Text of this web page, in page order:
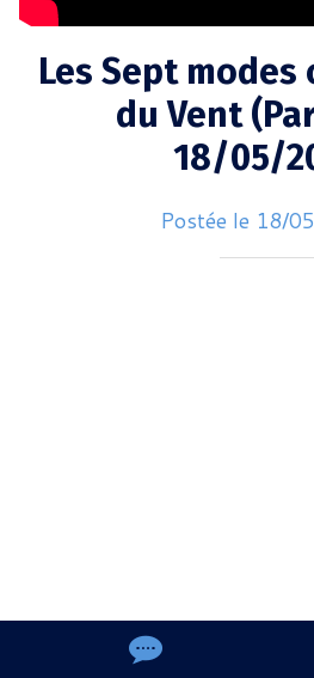
Les Sept
du Vent
18/05/
Postée le 18/